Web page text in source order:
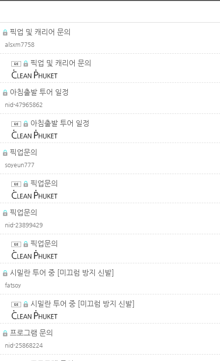
픽업 및 캐리어 문의
alsxm7758
픽업 및 캐리어 문의
아침출발 투어 일정
nid-47965862
아침출발 투어 일정
픽업문의
soyeun777
픽업문의
픽업문의
nid-23899429
픽업문의
시밀란 투어 중 [미끄럼 방지 신발]
fatsoy
시밀란 투어 중 [미끄럼 방지 신발]
프로그램 문의
nid-25868224